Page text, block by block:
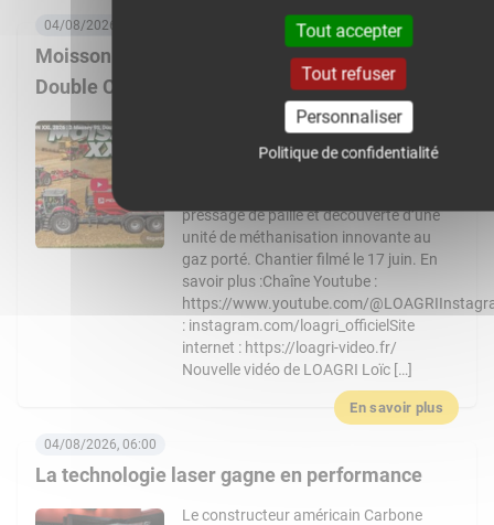
Moisson XXL 2026 : 3 Massey Ferguson 9S,
Double CR… Un chantier de folie !
04/08/2026, 08:00
Nouvelle vidéo de LOAGRI Loïc vous
emmène au cœur d’un chantier de
pressage de paille et découverte d’une
unité de méthanisation innovante au
gaz porté. Chantier filmé le 17 juin. En
savoir plus :Chaîne Youtube :
https://www.youtube.com/
: instagram.com/loagri_officielSite
internet : https://loagri-video.fr/
Nouvelle vidéo de LOAGRI Loïc […]
En savoir plus
La technologie laser gagne en performance
04/08/2026, 06:00
Le constructeur américain Carbone
Tout accepter
Tout refuser
Personnaliser
Politique de confidentialité